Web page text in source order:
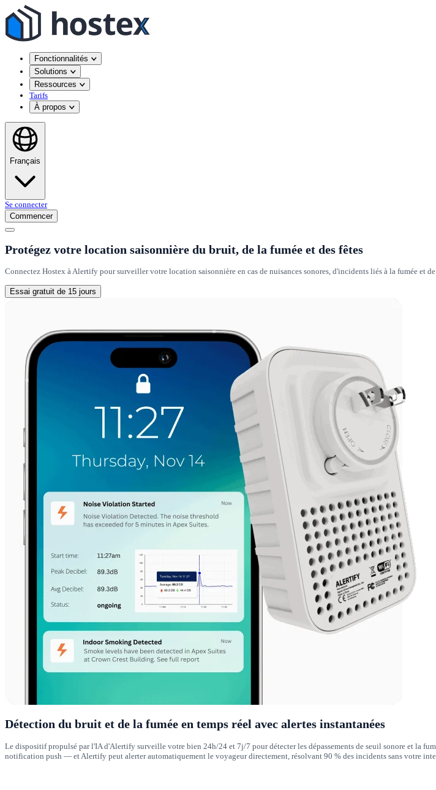
Fonctionnalités
Solutions
Ressources
Tarifs
À propos
Français
Se connecter
Commencer
Protégez votre location saisonnière du bruit, de la fumée et des fêtes
Connectez Hostex à Alertify pour surveiller votre location saisonnière en cas de nuisances sonores, d'incidents liés à la fumée et
Essai gratuit de 15 jours
Détection du bruit et de la fumée en temps réel avec alertes instantanées
Le dispositif propulsé par l'IA d'Alertify surveille votre bien 24h/24 et 7j/7 pour détecter les dépassements de seuil sonore et la
notification push — et Alertify peut alerter automatiquement le voyageur directement, résolvant 90 % des incidents sans votre